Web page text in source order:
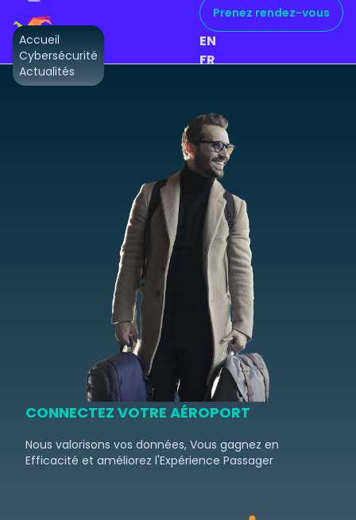
Accueil
Cybersécurité
Actualités
daia
Prenez rendez-vous
EN
FR
CONNECTEZ VOTRE AÉROPORT
Nous valorisons vos données, Vous gagnez en
Efficacité et améliorez l'Expérience Passager